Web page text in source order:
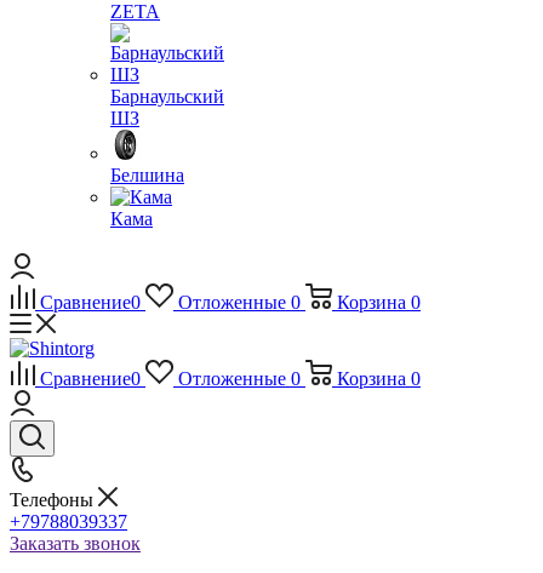
ZETA
Барнаульский
ШЗ
Белшина
Кама
Сравнение0 Отложенные 0 Корзина 0
Сравнение0 Отложенные 0 Корзина 0
Телефоны
+79788039337
Заказать звонок